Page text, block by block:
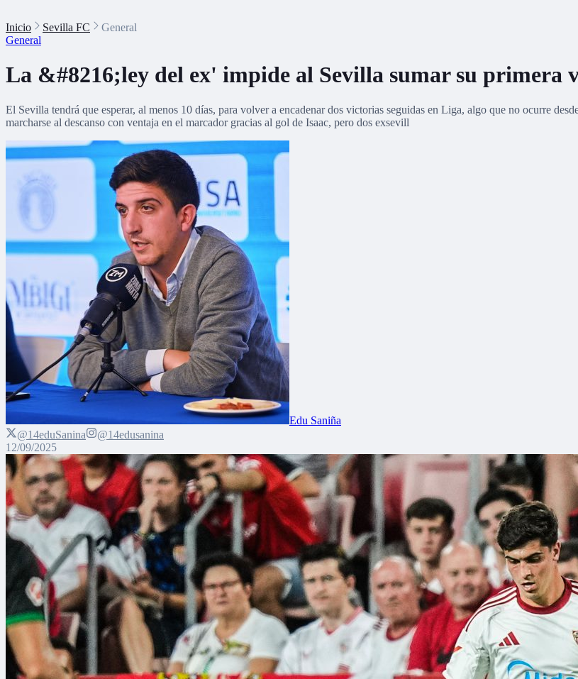
Inicio Sevilla FC
General
General
La &#8216;ley del ex' impide al Sevilla sumar su primera
El Sevilla tendrá que esperar, al menos 10 días, para volver a encadenar dos victorias seguidas en Liga, algo que no ocurre
marcharse al descanso con ventaja en el marcador gracias al gol de Isaac, pero dos exsevill
Edu Saniña
@14eduSanina
@14edusanina
12/09/2025